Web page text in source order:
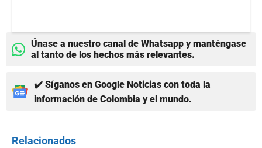
Únase a nuestro canal de Whatsapp y manténgase
al tanto de los hechos más relevantes.
✔️ Síganos en Google Noticias con toda la
información de Colombia y el mundo.
Relacionados